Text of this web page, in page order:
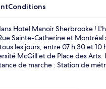
Conditions
Hotel Manoir Sherbrooke !
Sainte-Catherine et
les jours, entre 07 h 30 et
McGill et de Place des
de marche : Station de